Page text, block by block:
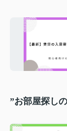
”お部屋探し